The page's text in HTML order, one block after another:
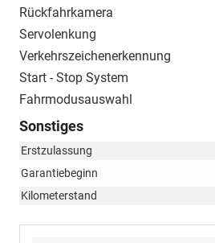
Rückfahrkamera
Servolenkung
Verkehrszeichenerkennung
Start - Stop System
Fahrmodusauswahl
Sonstiges
Erstzulassung
Garantiebeginn
Kilometerstand